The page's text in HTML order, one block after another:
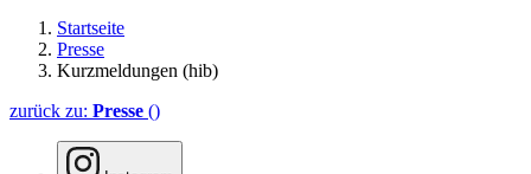
Startseite
Presse
Kurzmeldungen (hib)
zurück zu: Presse ()